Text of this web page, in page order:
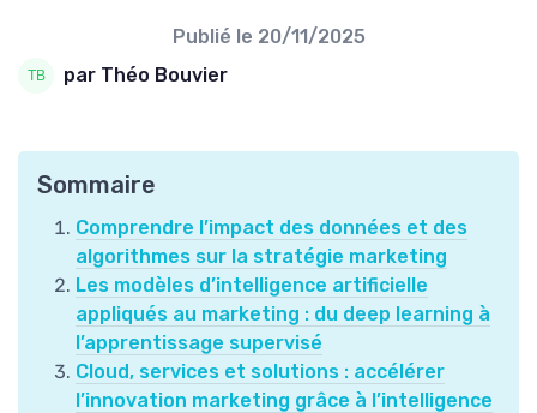
Publié le 20/11/2025
par Théo Bouvier
Sommaire
Comprendre l’impact des données et des
algorithmes sur la stratégie marketing
Les modèles d’intelligence artificielle
appliqués au marketing : du deep learning à
l’apprentissage supervisé
Cloud, services et solutions : accélérer
l’innovation marketing grâce à l’intelligence